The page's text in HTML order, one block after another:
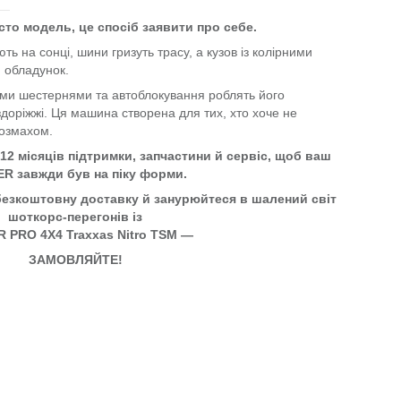
модель, це спосіб заявити про себе.
на сонці, шини гризуть трасу, а кузов із колірними
шестернями та автоблокування роблять його
Ця машина створена для тих, хто хоче не
місяців підтримки, запчастини й сервіс, щоб ваш
завжди був на піку форми.
доставку й занурюйтеся в шалений світ
шоткорс-перегонів із
PRO 4X4 Traxxas Nitro TSM —
ЗАМОВЛЯЙТЕ!